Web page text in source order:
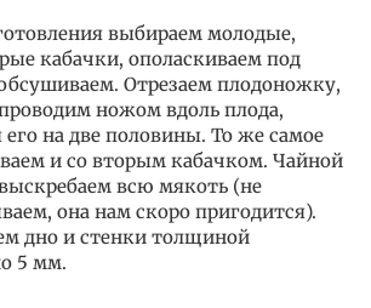
выбираем молодые,
кабачки, ополаскиваем под
Отрезаем плодоножку,
ножом вдоль плода,
его на две половины. То же самое
и со вторым кабачком. Чайной
всю мякоть (не
она нам скоро пригодится).
дно и стенки толщиной
5 мм.